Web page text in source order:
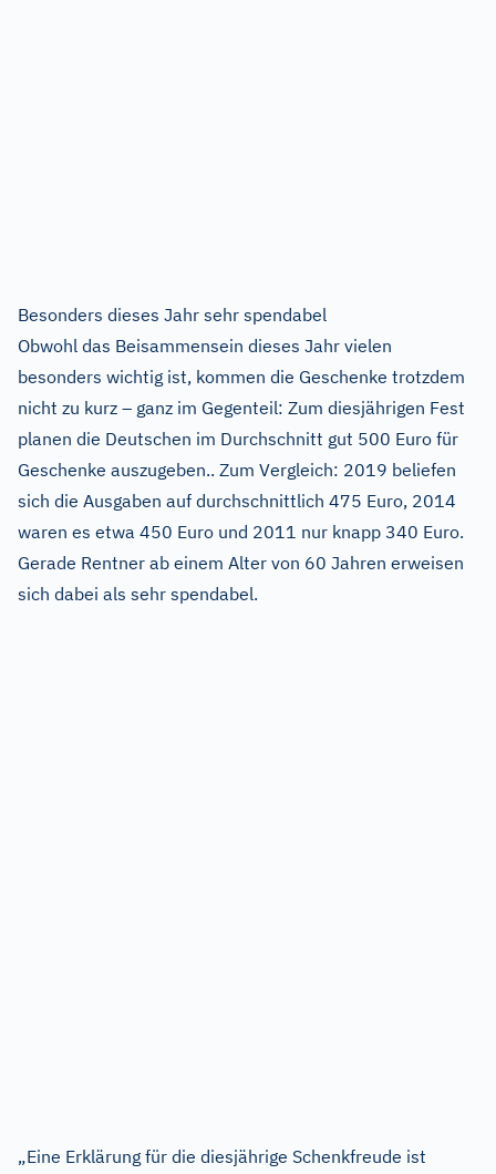
Besonders dieses Jahr sehr spendabel
Obwohl das Beisammensein dieses Jahr vielen
besonders wichtig ist, kommen die Geschenke trotzdem
nicht zu kurz – ganz im Gegenteil: Zum diesjährigen Fest
planen die Deutschen im Durchschnitt gut 500 Euro für
Geschenke auszugeben.. Zum Vergleich: 2019 beliefen
sich die Ausgaben auf durchschnittlich 475 Euro, 2014
waren es etwa 450 Euro und 2011 nur knapp 340 Euro.
Gerade Rentner ab einem Alter von 60 Jahren erweisen
sich dabei als sehr spendabel.
„Eine Erklärung für die diesjährige Schenkfreude ist